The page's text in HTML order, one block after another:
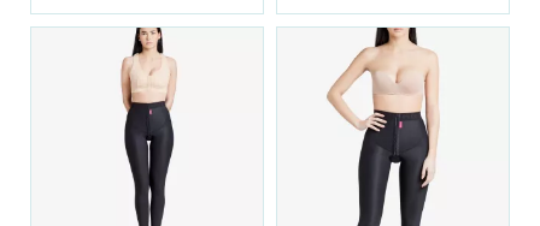
WIĘKSZYMI
OTWORAMI, WYŻSZE
Z TYŁU - REV.0408